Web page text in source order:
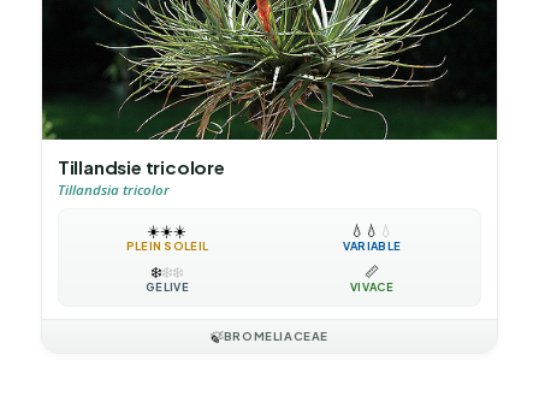
Tillandsie tricolore
Tillandsia tricolor
☀️☀️☀️
PLEIN SOLEIL
💧 💧 💧
VARIABLE
❄️❄️❄️
GÉLIVE
📏
VIVACE
🍃BROMELIACEAE